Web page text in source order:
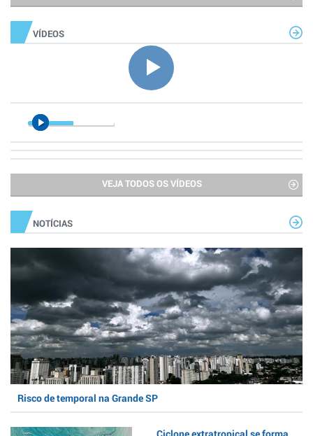
VÍDEOS
VEJA TODOS OS VÍDEOS
NOTÍCIAS
Risco de temporal na Grande SP